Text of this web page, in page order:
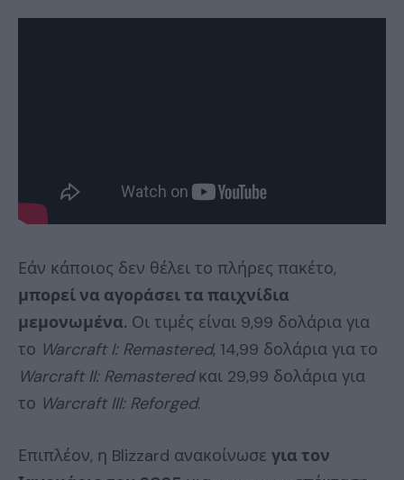
Εάν κάποιος δεν θέλει το πλήρες πακέτο,
μπορεί να αγοράσει τα παιχνίδια
μεμονωμένα. Οι τιμές είναι 9,99 δολάρια για
το Warcraft I: Remastered, 14,99 δολάρια για το
Warcraft II: Remasteredκαι 29,99 δολάρια για
το Warcraft III: Reforged.
Επιπλέον, η Blizzard ανακοίνωσε για τον